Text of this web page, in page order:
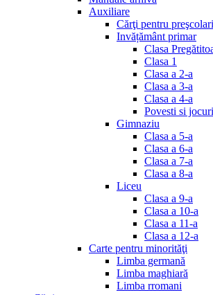
Auxiliare
Cărţi pentru preşcolari
Invățământ primar
Clasa
Clasa 1
Clasa a 2-a
Clasa a 3-a
Clasa a 4-a
Povesti si jocuri
Gimnaziu
Clasa a 5-a
Clasa a 6-a
Clasa a 7-a
Clasa a 8-a
Liceu
Clasa a 9-a
Clasa a 10-a
Clasa a 11-a
Clasa a 12-a
Carte pentru minorităţi
Limba germană
Limba maghiară
Limba rromani